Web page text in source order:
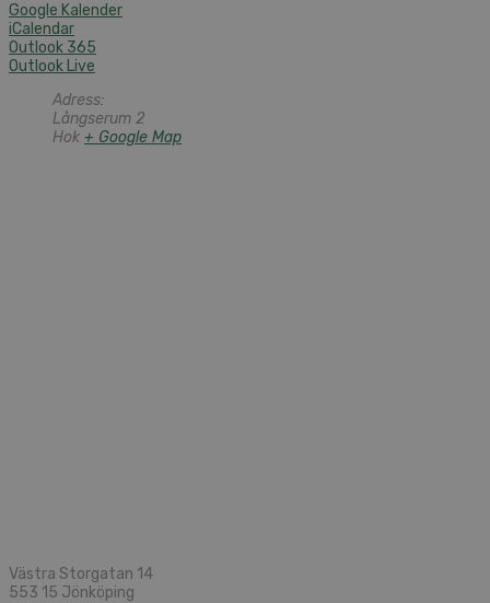
Google Kalender
iCalendar
Outlook 365
Outlook Live
Adress:
Långserum 2
Hok + Google Map
Västra Storgatan 14
553 15 Jönköping